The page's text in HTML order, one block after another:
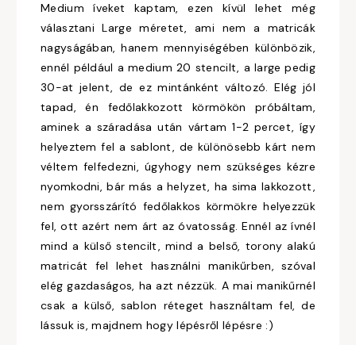
Medium íveket kaptam, ezen kívül lehet még
választani Large méretet, ami nem a matricák
nagyságában, hanem mennyiségében különbözik,
ennél például a medium 20 stencilt, a large pedig
30-at jelent, de ez mintánként változó. Elég jól
tapad, én fedőlakkozott körmökön próbáltam,
aminek a száradása után vártam 1-2 percet, így
helyeztem fel a sablont, de különösebb kárt nem
véltem felfedezni, úgyhogy nem szükséges kézre
nyomkodni, bár más a helyzet, ha sima lakkozott,
nem gyorsszárító fedőlakkos körmökre helyezzük
fel, ott azért nem árt az óvatosság. Ennél az ívnél
mind a külső stencilt, mind a belső, torony alakú
matricát fel lehet használni manikűrben, szóval
elég gazdaságos, ha azt nézzük. A mai manikűrnél
csak a külső, sablon réteget használtam fel, de
lássuk is, majdnem hogy lépésről lépésre :)